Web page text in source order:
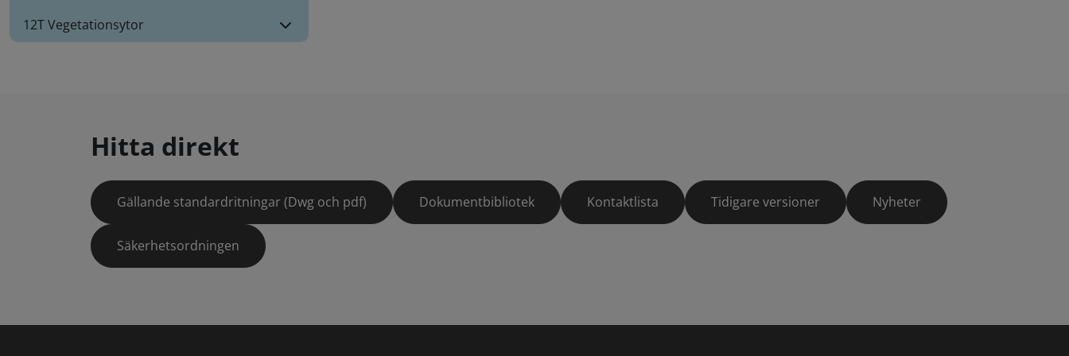
12T Vegetationsytor
Hitta direkt
Gällande standardritningar (Dwg och pdf) Dokumentbibliotek Kontaktlista Tidigare versioner Nyheter
Säkerhetsordningen